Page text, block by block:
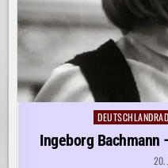
Posted
in
Ingeborg
20.